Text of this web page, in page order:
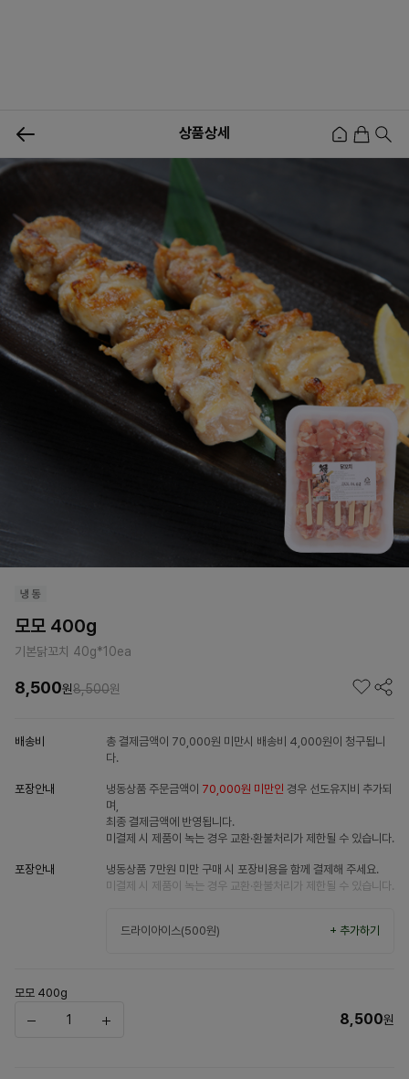
신상품 메뉴쇼핑
상품상세
모모 400g
기본닭꼬치 40g*10ea
8,500원8,500원
배송비
총 결제금액이 70,000원 미만시 배송비 4,000원이 청구됩니
다.
포장안내 냉동상품 주문금액이 70,000원 미만인 경우 선도유지비 추가되
며,
최종 결제금액에 반영됩니다.
미결제 시 제품이 녹는 경우 교환·환불처리가 제한될 수 있습니다.
포장안내
냉동상품 7만원 미만 구매 시 포장비용을 함께 결제해 주세요.
미결제 시 제품이 녹는 경우 교환·환불처리가 제한될 수 있습니다.
드라이아이스(500원) + 추가하기
모모 400g
8,500원